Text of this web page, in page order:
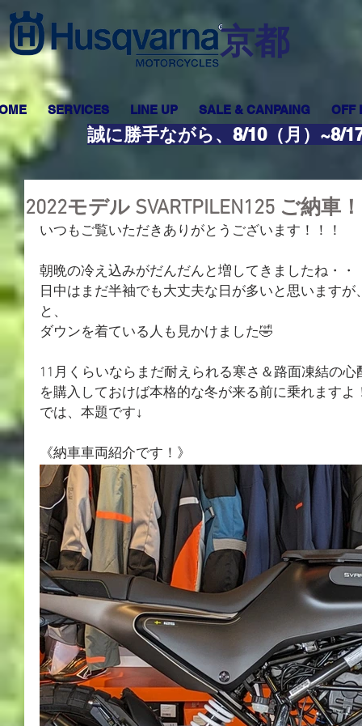
​京都
SERVICES LINE UP SALE & CANPAING OFF
誠に勝手ながら、8/10（月）~8/
2022モデル SVARTPILEN125 ご納車
いつもご覧いただきありがとうございます！！！
朝晩の冷え込みがだんだんと増してきましたね・・
日中はまだ半袖でも大丈夫な日が多いと思います
と、
ダウンを着ている人も見かけました🤣
11月くらいならまだ耐えられる寒さ＆路面凍結の
を購入しておけば本格的な冬が来る前に乗れますよ
では、本題です↓
《納車車両紹介です！》